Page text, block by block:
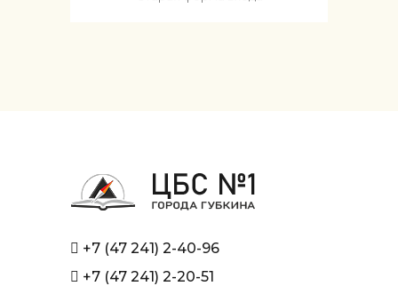
+7 (47 241) 2-40-96
+7 (47 241) 2-20-51